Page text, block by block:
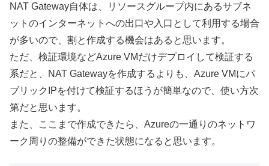
NAT Gateway自体は、リソースグループ内にあるサブネ
ットのインターネットへの出口や入口として利用する場合
が多いので、割と作成する機会はあると思います。
ただ、検証環境などAzure VMだけデプロイして検証する
系だと、NAT Gatewayを作成するよりも、Azure VMにパ
ブリックIPを付けて検証するほうが簡単なので、使い方次
第だと思います。
また、ここまで作成できたら、Azureの一通りのネットワ
ーク周りの整備ができた状態になると思います。